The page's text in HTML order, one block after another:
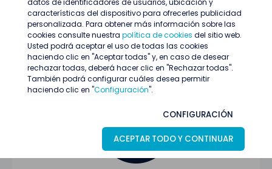
datos de identificadores de usuarios, ubicación y
características del dispositivo para ofrecerles publicidad
personalizada. Para obtener más información sobre las
cookies consulte nuestra política de cookies del sitio web.
Usted podrá aceptar el uso de todas las cookies
haciendo clic en "Aceptar todas" y, en caso de desear
rechazar todas, deberá hacer clic en "Rechazar todas".
También podrá configurar cuáles desea permitir
haciendo clic en "Configuración".
CONFIGURACIÓN
ACEPTAR TODO Y CONTINUAR
Oferta no encontrada o ha finalizado su
proceso de selección